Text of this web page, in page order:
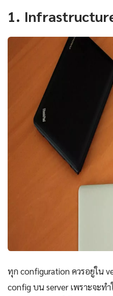
1.
ทุก configuration ควรอยู่ใน
config บน server เพราะจะท